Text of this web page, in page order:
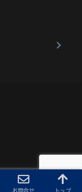
お問合せ トップ